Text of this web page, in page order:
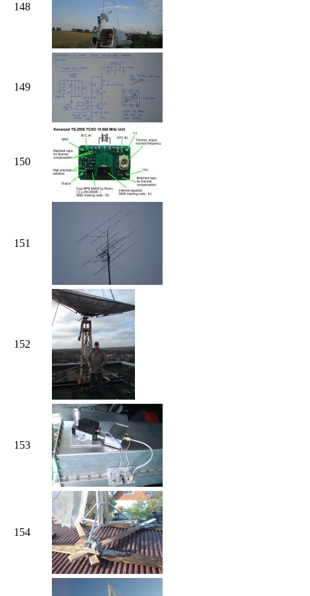
148
149
150
151
152
153
154